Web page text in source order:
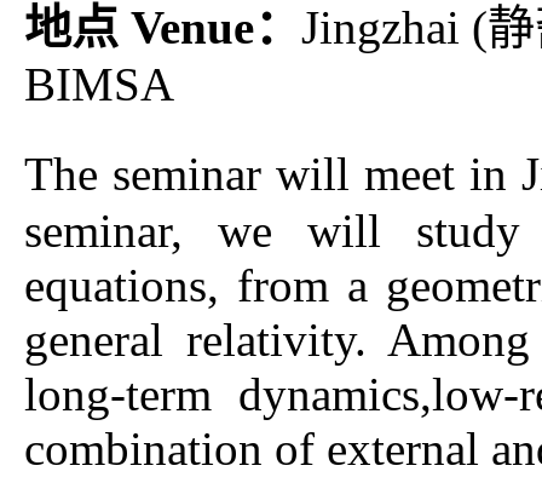
地点 Venue： Jingzhai (
BIMSA
The seminar will meet in
seminar, we will study
equations, from a
general relativity.
long-term
combination of external